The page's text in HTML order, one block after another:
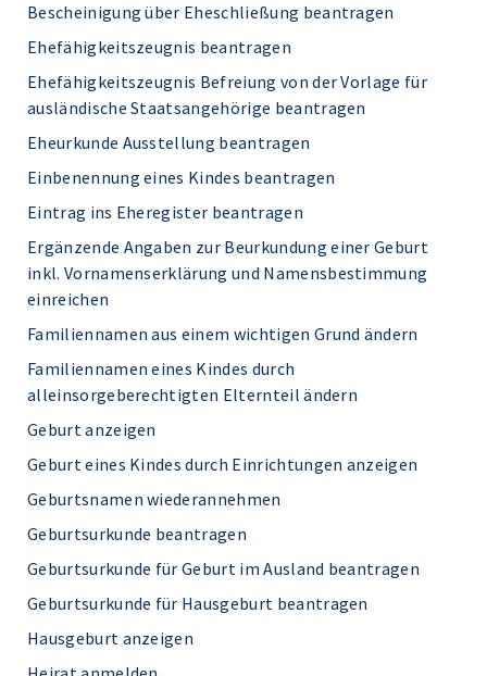
Bescheinigung über Eheschließung beantragen
Ehefähigkeitszeugnis beantragen
Ehefähigkeitszeugnis Befreiung von der Vorlage für
ausländische Staatsangehörige beantragen
Eheurkunde Ausstellung beantragen
Einbenennung eines Kindes beantragen
Eintrag ins Eheregister beantragen
Ergänzende Angaben zur Beurkundung einer Geburt
inkl. Vornamenserklärung und Namensbestimmung
einreichen
Familiennamen aus einem wichtigen Grund ändern
Familiennamen eines Kindes durch
alleinsorgeberechtigten Elternteil ändern
Geburt anzeigen
Geburt eines Kindes durch Einrichtungen anzeigen
Geburtsnamen wiederannehmen
Geburtsurkunde beantragen
Geburtsurkunde für Geburt im Ausland beantragen
Geburtsurkunde für Hausgeburt beantragen
Hausgeburt anzeigen